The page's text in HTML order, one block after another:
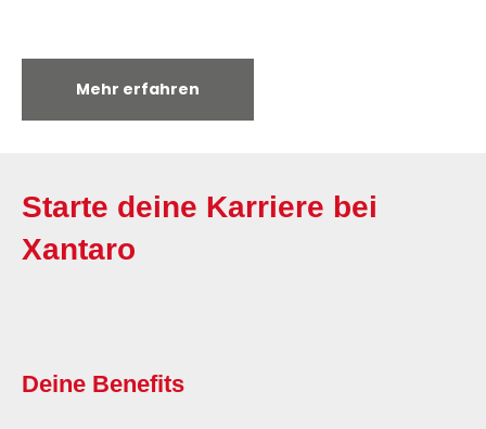
Mehr erfahren
Starte deine Karriere bei
Xantaro
Deine Benefits